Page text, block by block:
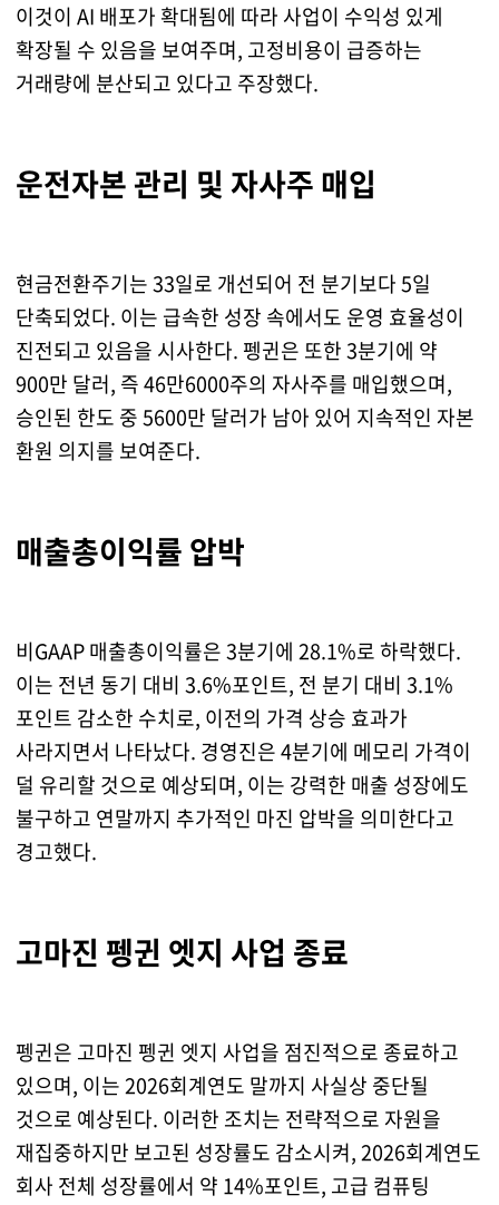
이것이 AI 배포가 확대됨에 따라 사업이 수익성 있게
확장될 수 있음을 보여주며, 고정비용이 급증하는
거래량에 분산되고 있다고 주장했다.
운전자본 관리 및 자사주 매입
현금전환주기는 33일로 개선되어 전 분기보다 5일
단축되었다. 이는 급속한 성장 속에서도 운영 효율성이
진전되고 있음을 시사한다. 펭귄은 또한 3분기에 약
900만 달러, 즉 46만6000주의 자사주를 매입했으며,
승인된 한도 중 5600만 달러가 남아 있어 지속적인 자본
환원 의지를 보여준다.
매출총이익률 압박
비GAAP 매출총이익률은 3분기에 28.1%로 하락했다.
이는 전년 동기 대비 3.6%포인트, 전 분기 대비 3.1%
포인트 감소한 수치로, 이전의 가격 상승 효과가
사라지면서 나타났다. 경영진은 4분기에 메모리 가격이
덜 유리할 것으로 예상되며, 이는 강력한 매출 성장에도
불구하고 연말까지 추가적인 마진 압박을 의미한다고
경고했다.
고마진 펭귄 엣지 사업 종료
펭귄은 고마진 펭귄 엣지 사업을 점진적으로 종료하고
있으며, 이는 2026회계연도 말까지 사실상 중단될
것으로 예상된다. 이러한 조치는 전략적으로 자원을
재집중하지만 보고된 성장률도 감소시켜, 2026회계연도
회사 전체 성장률에서 약 14%포인트, 고급 컴퓨팅